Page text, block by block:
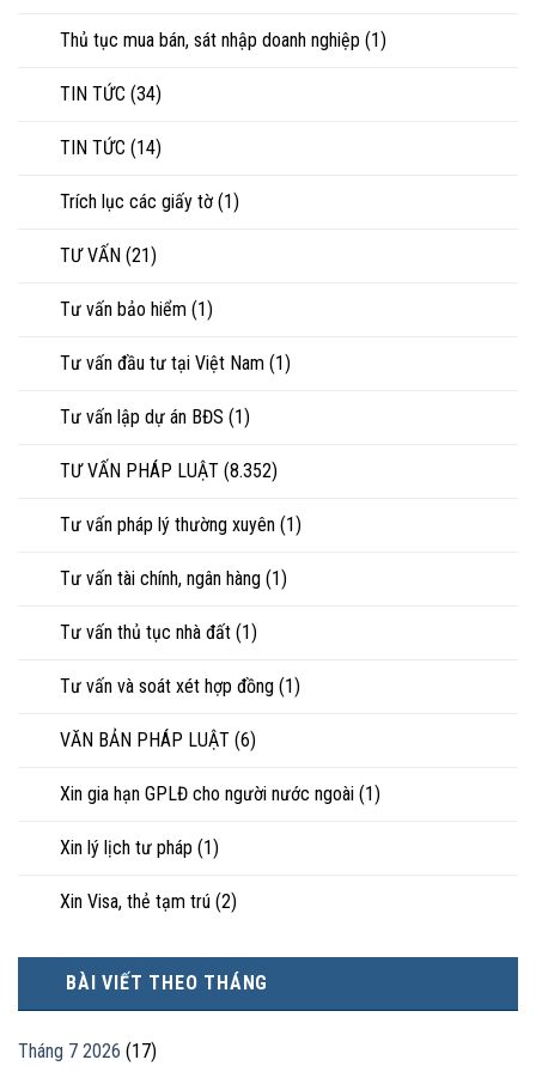
Thủ tục mua bán, sát nhập doanh nghiệp (1)
TIN TỨC (34)
TIN TỨC (14)
Trích lục các giấy tờ (1)
TƯ VẤN (21)
Tư vấn bảo hiểm (1)
Tư vấn đầu tư tại Việt Nam (1)
Tư vấn lập dự án BĐS (1)
TƯ VẤN PHÁP LUẬT (8.352)
Tư vấn pháp lý thường xuyên (1)
Tư vấn tài chính, ngân hàng (1)
Tư vấn thủ tục nhà đất (1)
Tư vấn và soát xét hợp đồng (1)
VĂN BẢN PHÁP LUẬT (6)
Xin gia hạn GPLĐ cho người nước ngoài (1)
Xin lý lịch tư pháp (1)
Xin Visa, thẻ tạm trú (2)
BÀI VIẾT THEO THÁNG
Tháng 7 2026 (17)